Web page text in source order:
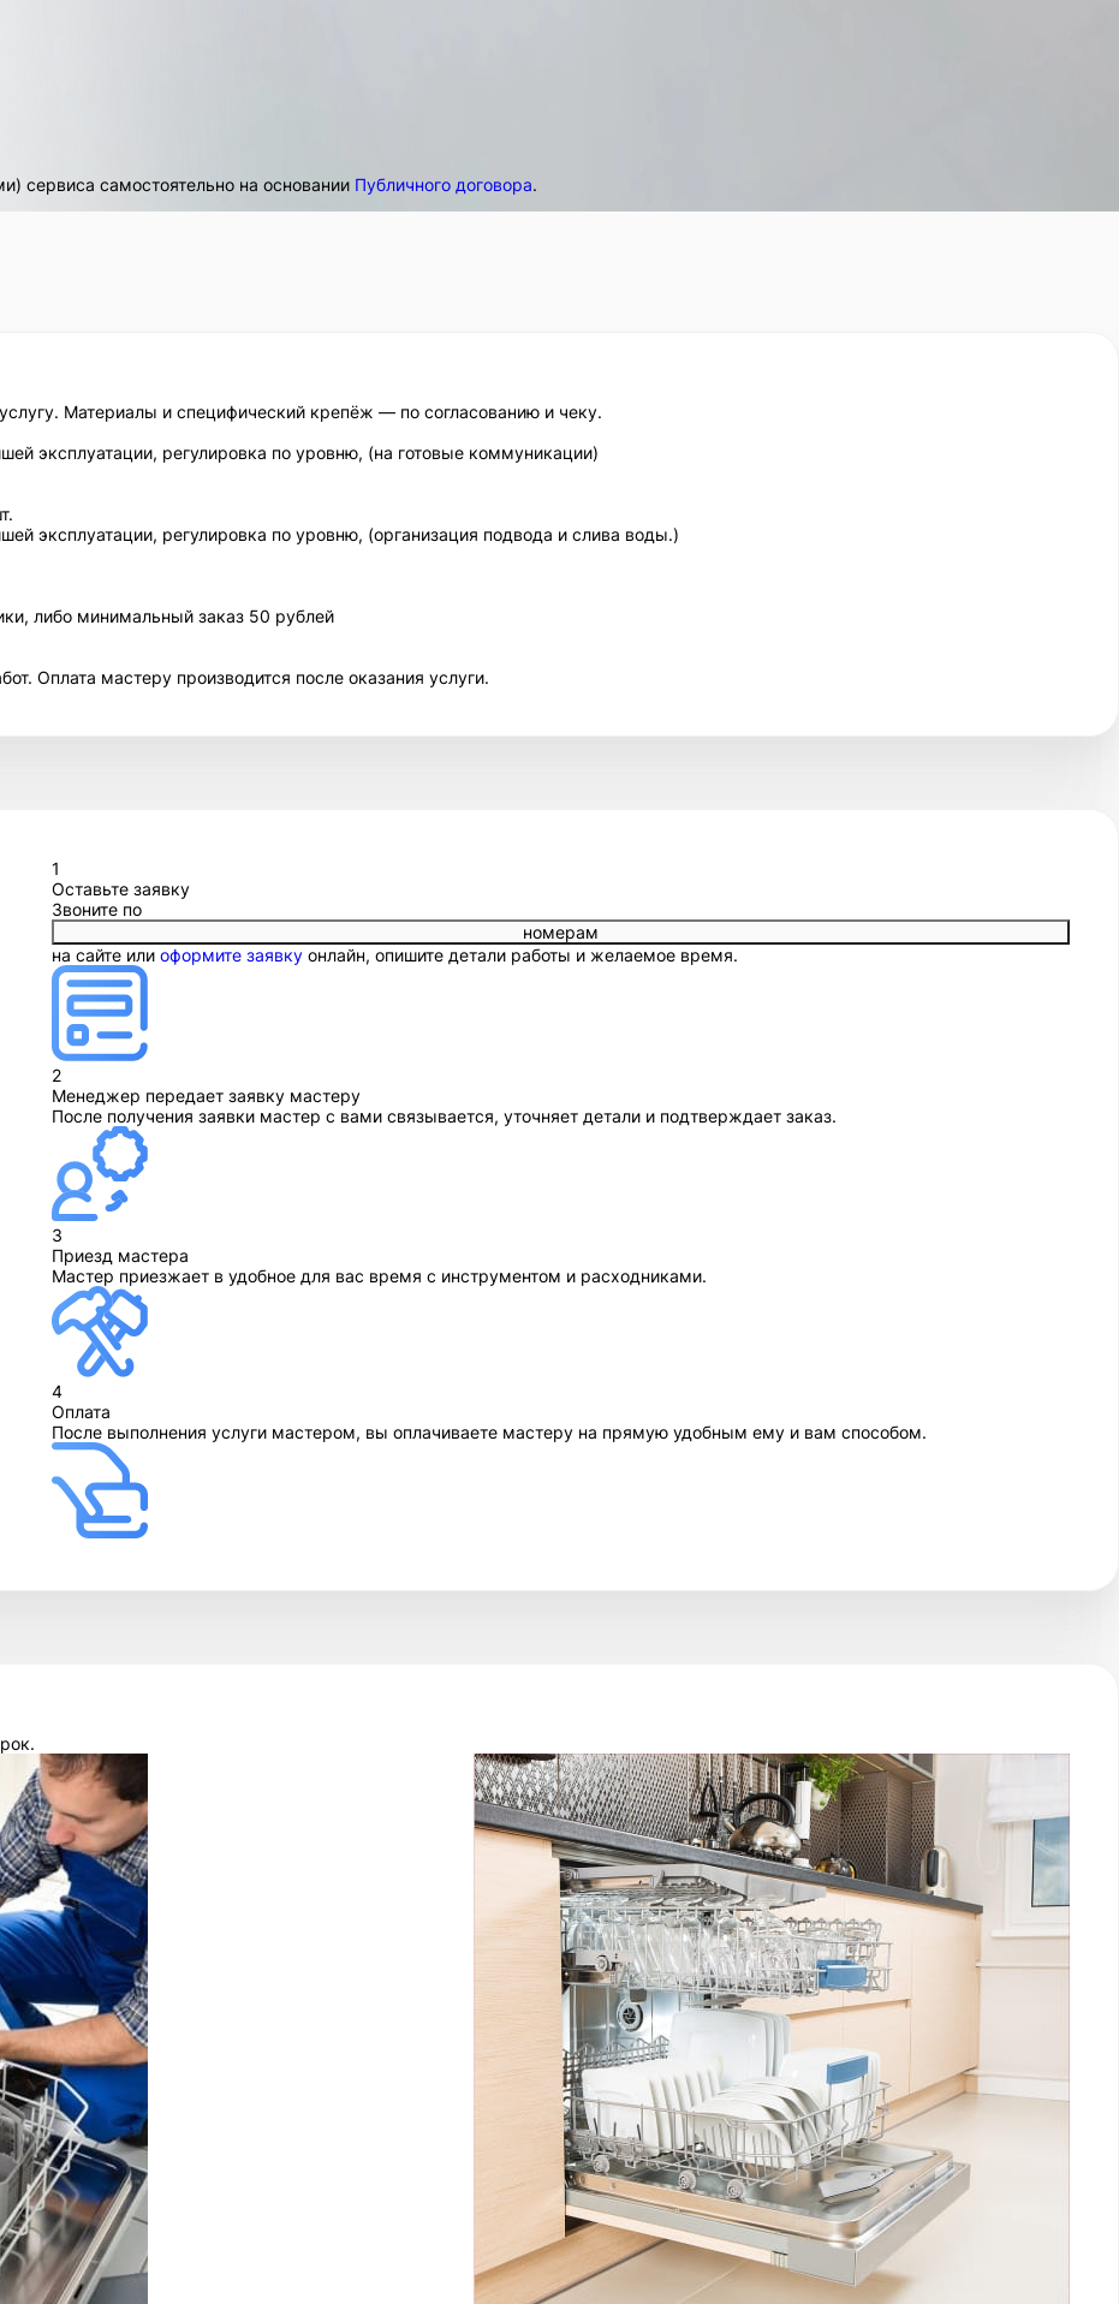
сервиса самостоятельно на основании Публичного договора.
Материалы и специфический крепёж — по согласованию и чеку.
эксплуатации, регулировка по уровню, (на готовые коммуникации)
эксплуатации, регулировка по уровню, (организация подвода и слива воды.)
либо минимальный заказ 50 рублей
Оплата мастеру производится после оказания услуги.
1
Оставьте заявку
Звоните по
номерам
на сайте или оформите заявку онлайн, опишите детали работы и желаемое время.
2
Менеджер передает заявку мастеру
После получения заявки мастер с вами связывается, уточняет детали и подтверждает заказ.
3
Приезд мастера
Мастер приезжает в удобное для вас время с инструментом и расходниками.
4
Оплата
После выполнения услуги мастером, вы оплачиваете мастеру на прямую удобным ему и вам способом.